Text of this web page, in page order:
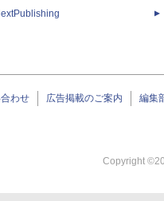
わせ 広告掲載のご案内 編集
Copyright ©